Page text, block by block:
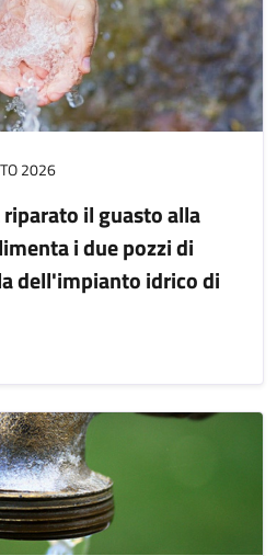
2026
il guasto alla
i due pozzi di
dell'impianto idrico di